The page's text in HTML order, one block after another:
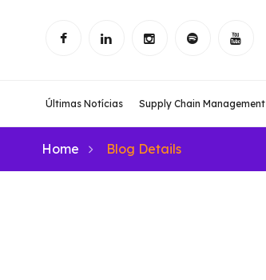
Últimas Notícias Supply Chain Management
Home Blog Details